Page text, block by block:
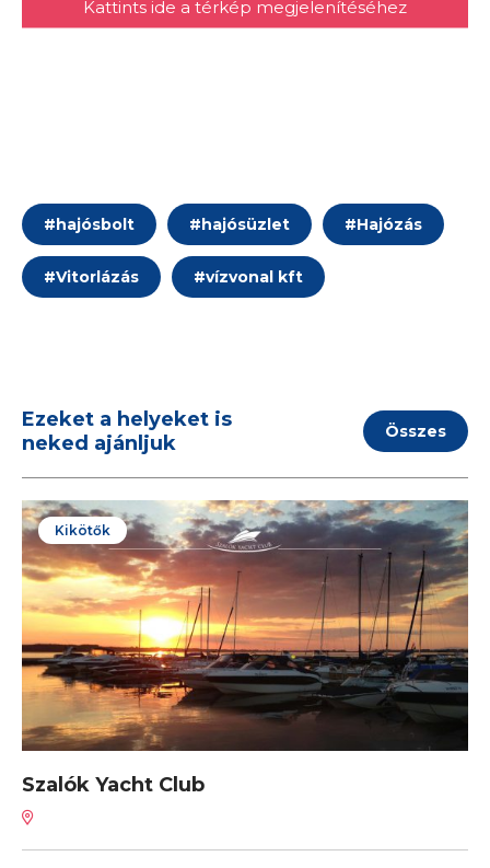
Kattints ide a térkép megjelenítéséhez
#hajósbolt #hajósüzlet #Hajózás
#Vitorlázás #vízvonal kft
Ezeket a helyeket is
neked ajánljuk
Összes
Kikötők
Szalók Yacht Club